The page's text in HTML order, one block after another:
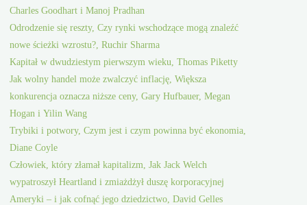
Charles Goodhart i Manoj Pradhan
Odrodzenie się reszty, Czy rynki wschodzące mogą znaleźć
nowe ścieżki wzrostu?, Ruchir Sharma
Kapitał w dwudziestym pierwszym wieku, Thomas Piketty
Jak wolny handel może zwalczyć inflację, Większa
konkurencja oznacza niższe ceny, Gary Hufbauer, Megan
Hogan i Yilin Wang
Trybiki i potwory, Czym jest i czym powinna być ekonomia,
Diane Coyle
Człowiek, który złamał kapitalizm, Jak Jack Welch
wypatroszył Heartland i zmiażdżył duszę korporacyjnej
Ameryki – i jak cofnąć jego dziedzictwo, David Gelles